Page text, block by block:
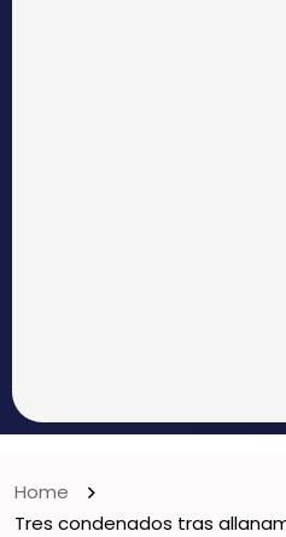
Home
Tres condenados tras